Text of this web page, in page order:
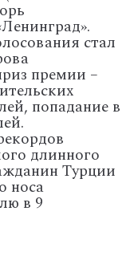
стал
премии –
попадание в
длинного
Турции
носа
в 9